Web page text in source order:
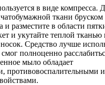
в виде компресса.
ткани бруском
и разместите в области
и укутайте теплой тканью
Средство лучше
полноценно
мыло обладает
противовоспалительными и